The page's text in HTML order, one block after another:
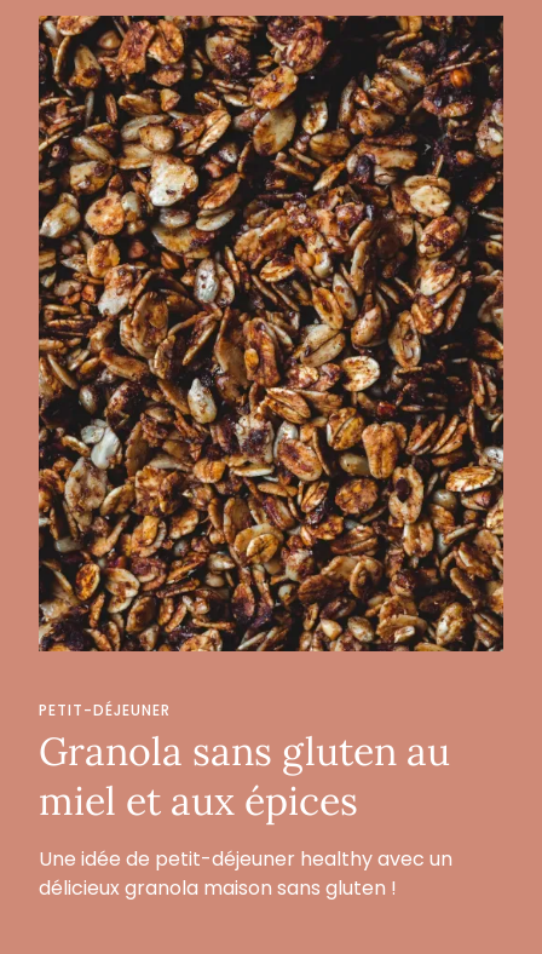
PETIT-DÉJEUNER
Granola sans gluten au
miel et aux épices
Une idée de petit-déjeuner healthy avec un
délicieux granola maison sans gluten !